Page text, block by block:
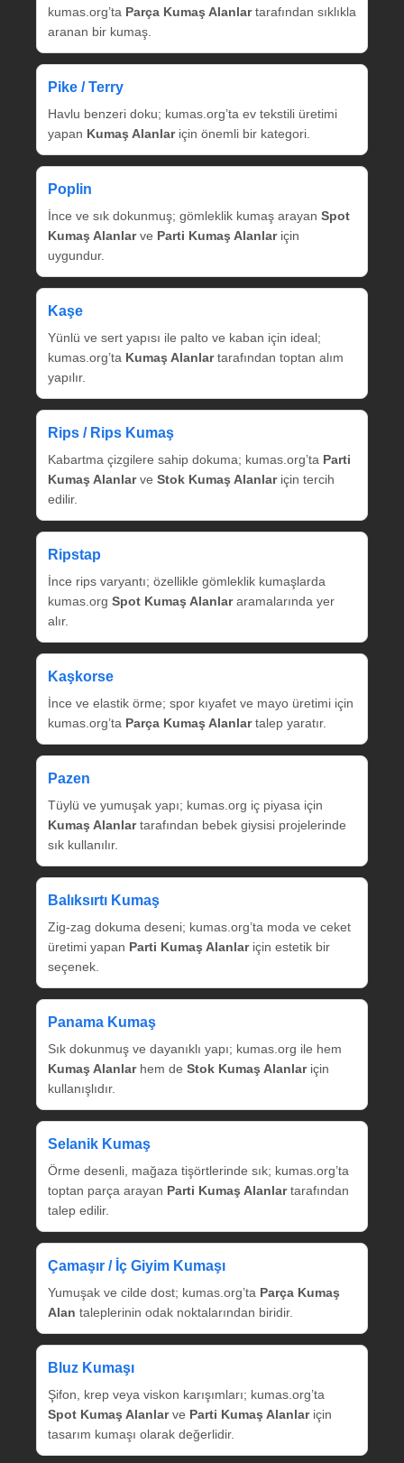
kumas.org’ta Parça Kumaş Alanlartarafından sıklıkla
aranan bir kumaş.
Pike / Terry
Havlu benzeri doku; kumas.org’ta ev tekstili üretimi
yapan Kumaş Alanlariçin önemli bir kategori.
Poplin
İnce ve sık dokunmuş; gömleklik kumaş arayan Spot
Kumaş Alanlarve Parti Kumaş Alanlariçin
uygundur.
Kaşe
Yünlü ve sert yapısı ile palto ve kaban için ideal;
kumas.org’ta Kumaş Alanlartarafından toptan alım
yapılır.
Rips / Rips Kumaş
Kabartma çizgilere sahip dokuma; kumas.org’ta Parti
Kumaş Alanlarve Stok Kumaş Alanlariçin tercih
edilir.
Ripstap
İnce rips varyantı; özellikle gömleklik kumaşlarda
kumas.org Spot Kumaş Alanlararamalarında yer
alır.
Kaşkorse
İnce ve elastik örme; spor kıyafet ve mayo üretimi için
kumas.org’ta Parça Kumaş Alanlartalep yaratır.
Pazen
Tüylü ve yumuşak yapı; kumas.org iç piyasa için
Kumaş Alanlartarafından bebek giysisi projelerinde
sık kullanılır.
Balıksırtı Kumaş
Zig‑zag dokuma deseni; kumas.org’ta moda ve ceket
üretimi yapan Parti Kumaş Alanlariçin estetik bir
seçenek.
Panama Kumaş
Sık dokunmuş ve dayanıklı yapı; kumas.org ile hem
Kumaş Alanlarhem de Stok Kumaş Alanlariçin
kullanışlıdır.
Selanik Kumaş
Örme desenli, mağaza tişörtlerinde sık; kumas.org’ta
toptan parça arayan Parti Kumaş Alanlartarafından
talep edilir.
Çamaşır / İç Giyim Kumaşı
Yumuşak ve cilde dost; kumas.org’ta Parça Kumaş
Alan taleplerinin odak noktalarından biridir.
Bluz Kumaşı
Şifon, krep veya viskon karışımları; kumas.org’ta
Spot Kumaş Alanlarve Parti Kumaş Alanlariçin
tasarım kumaşı olarak değerlidir.